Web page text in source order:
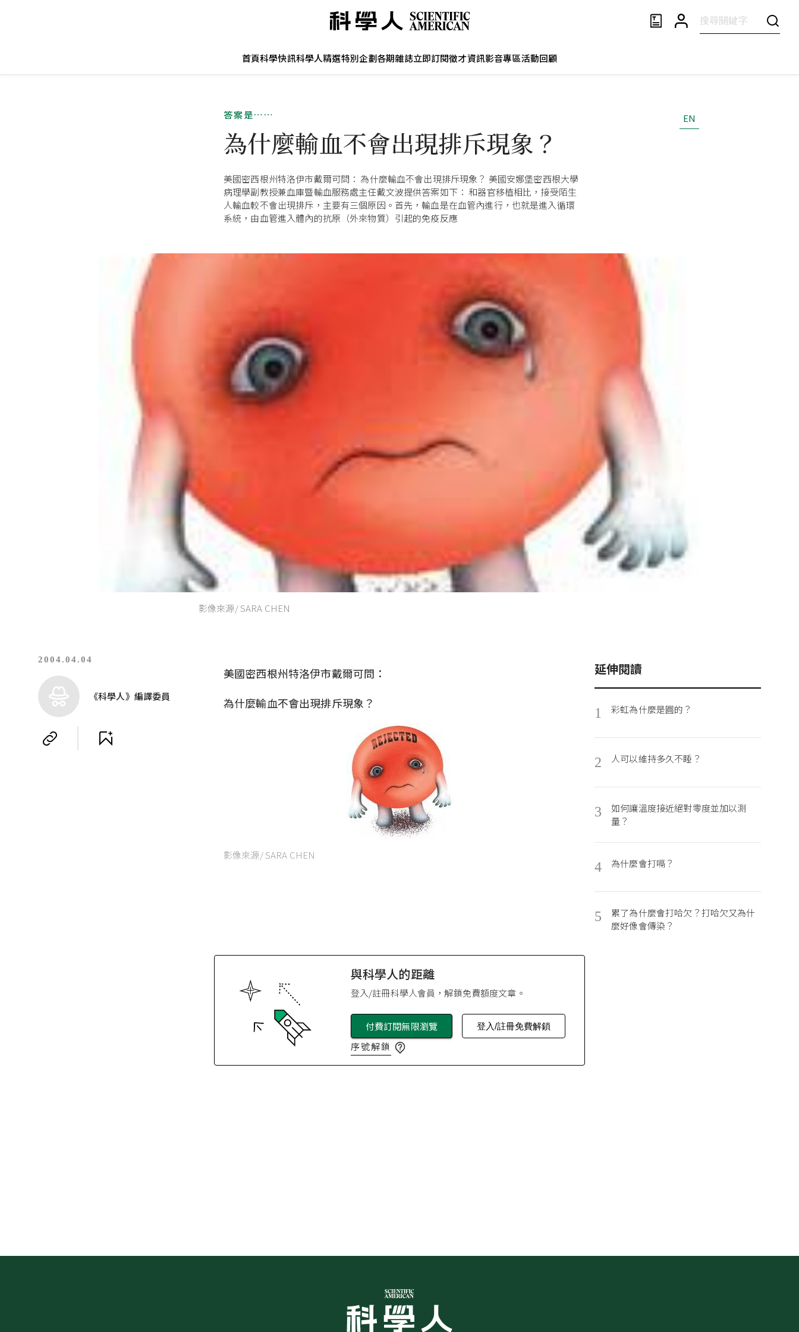
首頁科學快訊科學人精選特別企劃各期雜誌立即訂閱徵才資訊影音專區活動回顧
答案是……
為什麼輸血不會出現排斥現象？
美國密西根州特洛伊市戴爾可問： 為什麼輸血不會出現排斥現象？ 美國安娜堡密西根大學
病理學副教授兼血庫暨輸血服務處主任戴文波提供答案如下： 和器官移植相比，接受陌生
人輸血較不會出現排斥，主要有三個原因。首先，輸血是在血管內進行，也就是進入循環
系統，由血管進入體內的抗原（外來物質）引起的免疫反應
EN
影像來源/ SARA CHEN
2004.04.04
《科學人》編譯委員
美國密西根州特洛伊市戴爾可問：
為什麼輸血不會出現排斥現象？
影像來源/ SARA CHEN
延伸閱讀
1 彩虹為什麼是圓的？
2 人可以維持多久不睡？
3
如何讓溫度接近絕對零度並加以測
量？
4 為什麼會打嗝？
5
累了為什麼會打哈欠？打哈欠又為什
麼好像會傳染？
與科學人的距離
登入/註冊科學人會員，解鎖免費額度文章。
付費訂閱無限瀏覽 登入/註冊免費解鎖
序號解鎖